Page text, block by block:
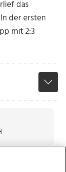
das
der ersten
mit 2:3